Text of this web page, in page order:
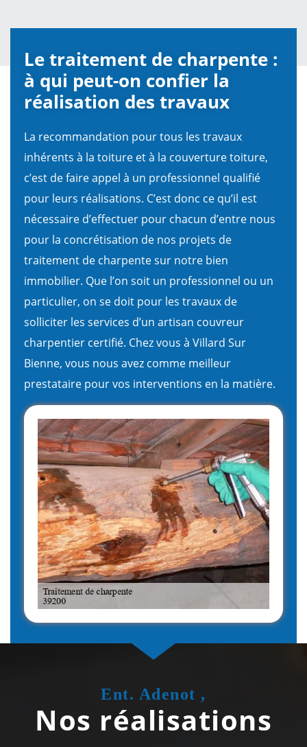
Le traitement de charpente :
à qui peut-on confier la
réalisation des travaux
La recommandation pour tous les travaux
inhérents à la toiture et à la couverture toiture,
c’est de faire appel à un professionnel qualifié
pour leurs réalisations. C’est donc ce qu’il est
nécessaire d’effectuer pour chacun d’entre nous
pour la concrétisation de nos projets de
traitement de charpente sur notre bien
immobilier. Que l’on soit un professionnel ou un
particulier, on se doit pour les travaux de
solliciter les services d’un artisan couvreur
charpentier certifié. Chez vous à Villard Sur
Bienne, vous nous avez comme meilleur
prestataire pour vos interventions en la matière.
Ent. Adenot ,
Nos réalisations